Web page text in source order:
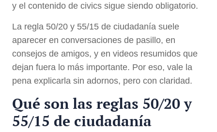
y el contenido de civics sigue siendo obligatorio.
La regla 50/20 y 55/15 de ciudadanía suele
aparecer en conversaciones de pasillo, en
consejos de amigos, y en videos resumidos que
dejan fuera lo más importante. Por eso, vale la
pena explicarla sin adornos, pero con claridad.
Qué son las reglas 50/20 y
55/15 de ciudadanía